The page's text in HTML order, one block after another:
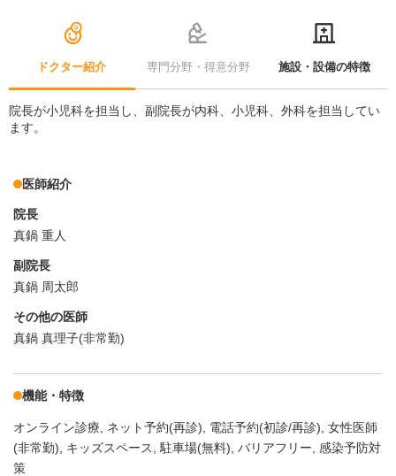
ドクター紹介 専門分野・得意分野 施設・設備の特徴
院長が小児科を担当し、副院長が内科、小児科、外科を担当してい
ます。
医師紹介
院長
真鍋 重人
副院長
真鍋 周太郎
その他の医師
真鍋 真理子(非常勤)
機能・特徴
オンライン診療 ネット予約(再診) 電話予約(初診/再診) 女性医師
(非常勤)
キッズスペース 駐車場(無料) バリアフリー 感染予防対
策